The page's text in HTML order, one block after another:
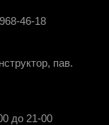
46-18
пав.
до 21-00